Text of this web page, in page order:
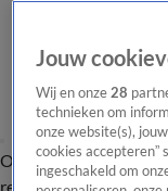
Overzicht Laatste nieuws
redactie
Jouw
Wij en onze28
technieken om
onze website(s),
cookies
ingeschakeld om